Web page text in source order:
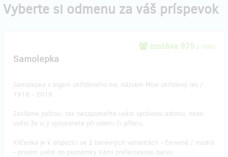
Vyberte si odmenu za váš príspevok
zostáva 975 z 1000
Samolepka
Samolepka s logem okřídleného lva, názvem Mise okřídlený lev /
1918 - 2018.
Zasíláme poštou, tak nezapomeňte uvést správnou adresu, nebo
uvést že si ji vyzvednete při odletu či příletu.
Klíčenka je k dispozici ve 2 barevných variantách - červená / modrá
- prosím uvést do poznámky Vámi preferovanou barvu.